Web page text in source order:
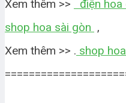
Xem thêm >> điện hoa
shop hoa sài gòn ,
Xem thêm >> . shop